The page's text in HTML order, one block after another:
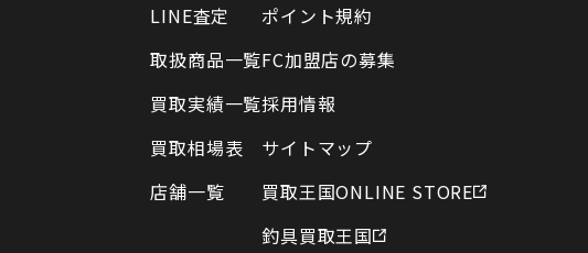
LINE査定
取扱商品一覧
買取実績一覧
買取相場表
店舗一覧
ポイント規約
FC加盟店の募集
採用情報
サイトマップ
買取王国ONLINE STORE
釣具買取王国